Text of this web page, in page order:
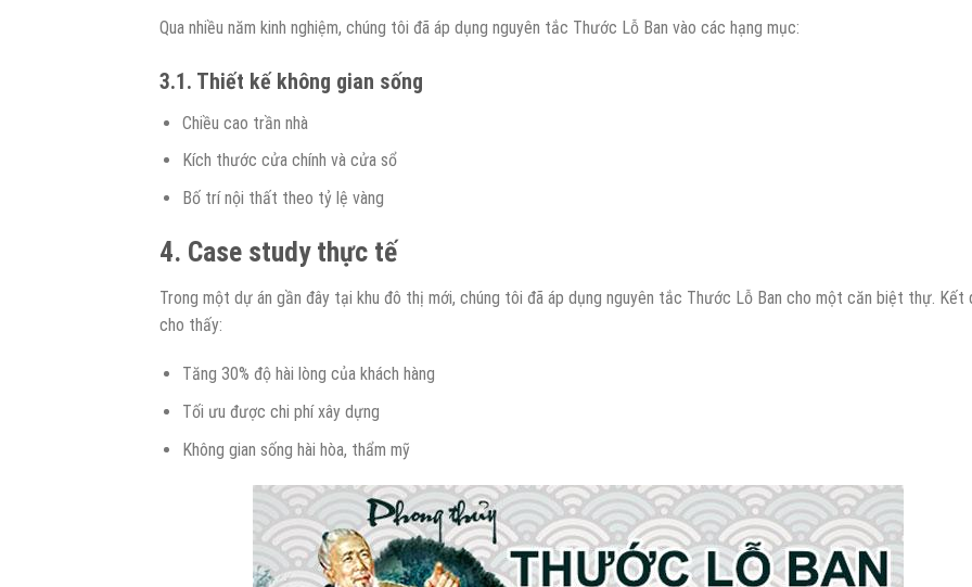
Qua nhiều năm kinh nghiệm, chúng tôi đã áp dụng nguyên tắc Thước Lỗ Ban vào các hạng mục:
3.1. Thiết kế không gian sống
Chiều cao trần nhà
Kích thước cửa chính và cửa sổ
Bố trí nội thất theo tỷ lệ vàng
4. Case study thực tế
Trong một dự án gần đây tại khu đô thị mới, chúng tôi đã áp dụng nguyên tắc Thước Lỗ Ban cho một căn biệt thự. Kết
cho thấy:
Tăng 30% độ hài lòng của khách hàng
Tối ưu được chi phí xây dựng
Không gian sống hài hòa, thẩm mỹ